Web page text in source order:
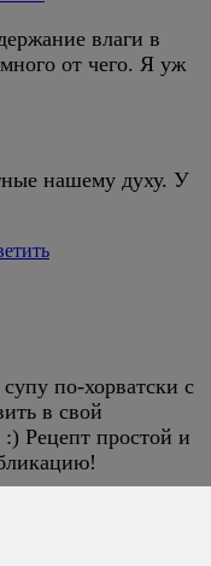
влаги в
от чего. Я уж
нашему духу. У
по-хорватски с
в свой
Рецепт простой и